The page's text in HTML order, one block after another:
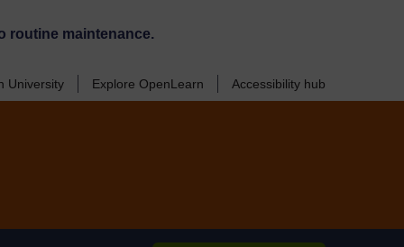
routine maintenance.
University Explore OpenLearn Accessibility hub